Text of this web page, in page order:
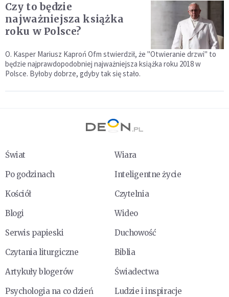
Czy to będzie
najważniejsza książka
roku w Polsce?
O. Kasper Mariusz Kaproń Ofm stwierdził, że "Otwieranie drzwi" to
będzie najprawdopodobniej najważniejsza książka roku 2018 w
Polsce. Byłoby dobrze, gdyby tak się stało.
Świat
Wiara
Po godzinach
Inteligentne życie
Kościół
Czytelnia
Blogi
Wideo
Serwis papieski
Duchowość
Czytania liturgiczne
Biblia
Artykuły blogerów
Świadectwa
Psychologia na co dzień
Ludzie i inspiracje